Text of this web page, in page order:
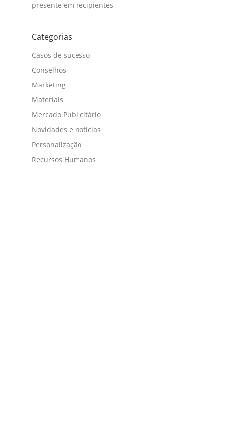
presente em recipientes
Categorias
Casos de sucesso
Conselhos
Marketing
Materiais
Mercado Publicitário
Novidades e notícias
Personalização
Recursos Humanos